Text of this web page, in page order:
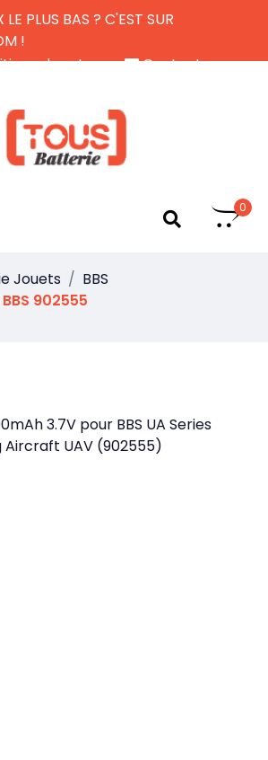
PLUS BAS ? C'EST SUR
!
de retour
Contactez-nous
0
Jouets
BBS
902555